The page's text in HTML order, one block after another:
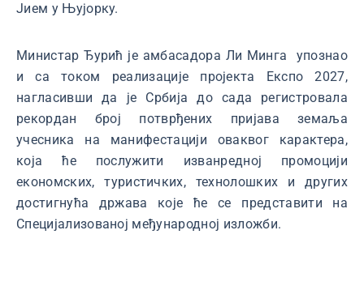
Јием у Њујорку.
Министар Ђурић је амбасадора Ли Минга упознао
и са током реализације пројекта Експо 2027,
нагласивши да је Србија до сада регистровала
рекордан број потврђених пријава земаља
учесника на манифестацији оваквог карактера,
која ће послужити изванредној промоцији
економских, туристичких, технолошких и других
достигнућа држава које ће се представити на
Специјализованој међународној изложби.